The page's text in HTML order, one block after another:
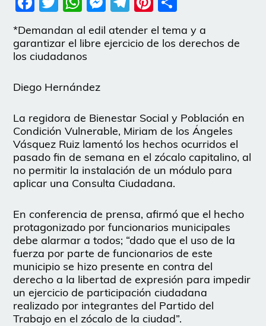
*Demandan al edil atender el tema y a
garantizar el libre ejercicio de los derechos de
los ciudadanos
Diego Hernández
La regidora de Bienestar Social y Población en
Condición Vulnerable, Miriam de los Ángeles
Vásquez Ruiz lamentó los hechos ocurridos el
pasado fin de semana en el zócalo capitalino, al
no permitir la instalación de un módulo para
aplicar una Consulta Ciudadana.
En conferencia de prensa, afirmó que el hecho
protagonizado por funcionarios municipales
debe alarmar a todos; “dado que el uso de la
fuerza por parte de funcionarios de este
municipio se hizo presente en contra del
derecho a la libertad de expresión para impedir
un ejercicio de participación ciudadana
realizado por integrantes del Partido del
Trabajo en el zócalo de la ciudad”.